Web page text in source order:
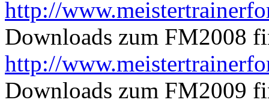
http://
Downloads zum FM2008
http://
Downloads zum FM2009